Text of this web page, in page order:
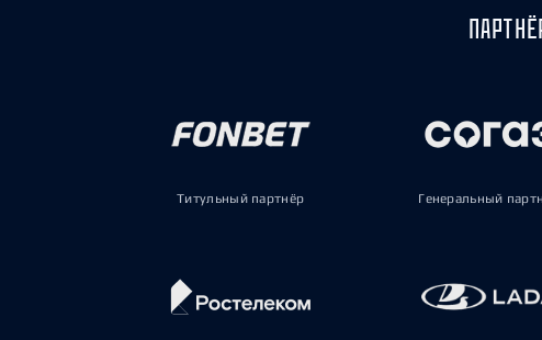
Титульный партнёр Генеральный